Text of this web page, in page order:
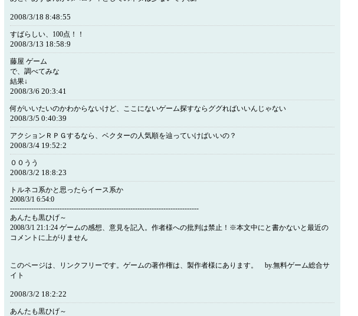
2008/3/18 8:48:55
すばらしい、100点！！
2008/3/13 18:58:9
藤屋 ゲーム
で、調べてみな
結果↓
2008/3/6 20:3:41
何がいいたいのかわからないけど、ここにないゲーム探すならググればいいんじゃない
2008/3/5 0:40:39
アクションＲＰＧするなら、ベクターの人気順を辿っていけばいいの？
2008/3/4 19:52:2
００うう
2008/3/2 18:8:23
トルネコ系かと思ったらイース系か
2008/3/1 6:54:0
--------------------------------------------------------------------------------
あんたも黒ひげ～
2008/3/1 21:1:24 ゲームの感想、意見を記入。作者様への批判は禁止！※本文中にと書かないと最近の
コメントに上がりません
このページは、リンクフリーです。ゲームの著作権は、製作者様にあります。 by.無料ゲーム総合サ
イト
2008/3/2 18:2:22
あんたも黒ひげ～